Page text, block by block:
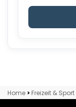
Home > Freizeit & Sport